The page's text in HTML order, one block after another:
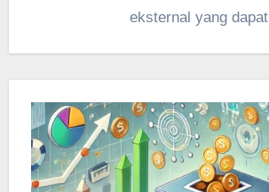
eksternal yang dapat